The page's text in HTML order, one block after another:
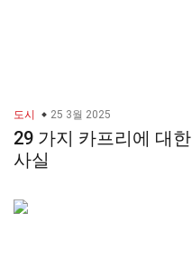
도시 25 3월 2025
29 가지 카프리에 대한
사실